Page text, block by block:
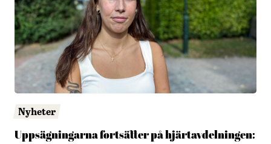
Nyheter
Uppsägningarna fortsätter på hjärtavdelningen: